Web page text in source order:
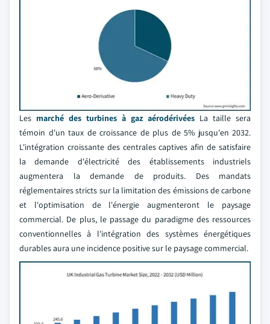
Les marché des turbines à gaz aérodérivées La taille sera
témoin d'un taux de croissance de plus de 5% jusqu'en 2032.
L'intégration croissante des centrales captives afin de satisfaire
la demande d'électricité des établissements industriels
augmentera la demande de produits. Des mandats
réglementaires stricts sur la limitation des émissions de carbone
et l'optimisation de l'énergie augmenteront le paysage
commercial. De plus, le passage du paradigme des ressources
conventionnelles à l'intégration des systèmes énergétiques
durables aura une incidence positive sur le paysage commercial.